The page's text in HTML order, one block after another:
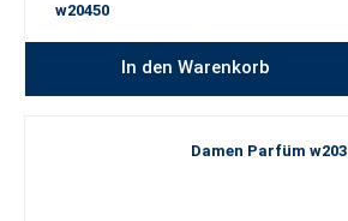
w20450
In den Warenkorb
Damen Parfüm w203